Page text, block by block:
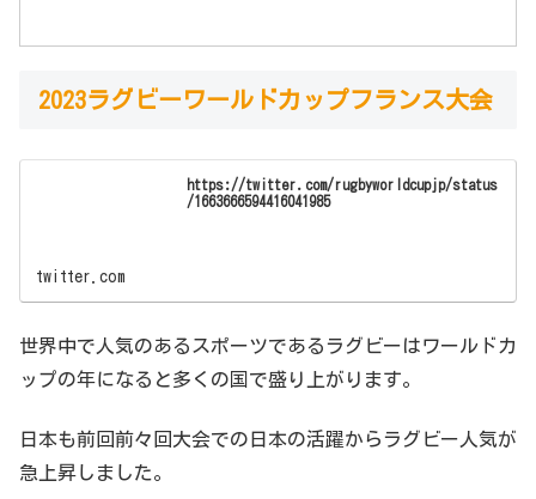
2023ラグビーワールドカップフランス大会
https://twitter.com/rugbyworldcupjp/status
/1663666594416041985
twitter.com
世界中で人気のあるスポーツであるラグビーはワールドカ
ップの年になると多くの国で盛り上がります。
日本も前回前々回大会での日本の活躍からラグビー人気が
急上昇しました。